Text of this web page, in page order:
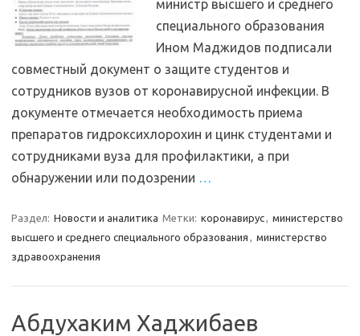
министр высшего и среднего
специального образования
Ином Маджидов подписали
совместный документ о защите студентов и
сотрудников вузов от коронавирусной инфекции. В
документе отмечается необходимость приема
препаратов гидроксихлорохин и цинк студентами и
сотрудниками вуза для профилактики, а при
обнаружении или подозрении …
Раздел: Новости и аналитика Метки: коронавирус, министерство
высшего и среднего специального образования , министерство
здравоохранения
Абдухаким Хаджибаев